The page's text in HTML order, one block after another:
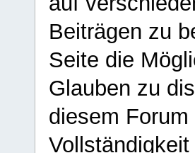
Beiträgen zu
Seite die
Glauben zu
diesem